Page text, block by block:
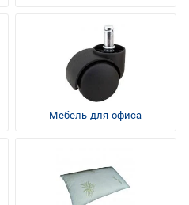
Мебель для офиса